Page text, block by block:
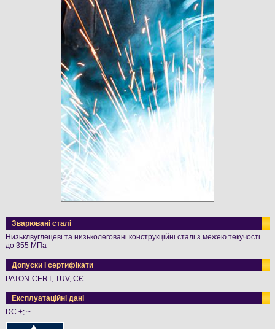
Зварювані сталі
Низьклвуглецеві та низьколеговані конструкційні сталі з межею текучості
до 355 МПа
Допуски і сертифікати
PATON-CERT, TUV, СЄ
Експлуатаційні дані
DC ±; ~